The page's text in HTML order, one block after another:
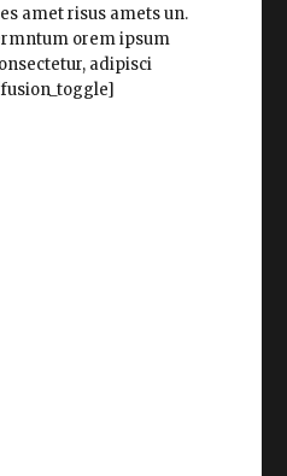
amet risus amets un.
orem ipsum
adipisci